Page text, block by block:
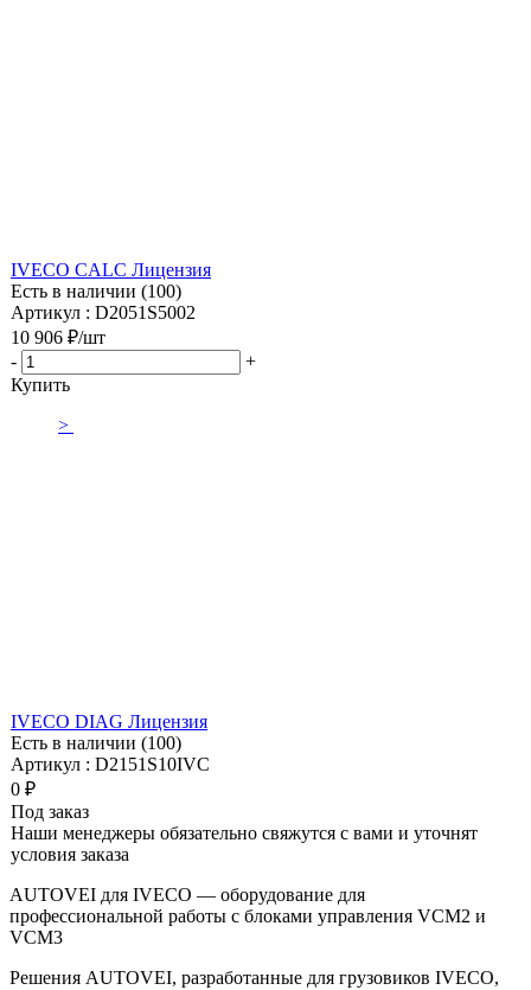
IVECO CALC Лицензия
Есть в наличии (100)
Артикул : D2051S5002
10 906 ₽/шт
-
+
Купить
>
IVECO DIAG Лицензия
Есть в наличии (100)
Артикул : D2151S10IVC
0 ₽
Под заказ
Наши менеджеры обязательно свяжутся с вами и уточнят
условия заказа
AUTOVEI для IVECO — оборудование для
профессиональной работы с блоками управления VCM2 и
VCM3
Решения AUTOVEI, разработанные для грузовиков IVECO,